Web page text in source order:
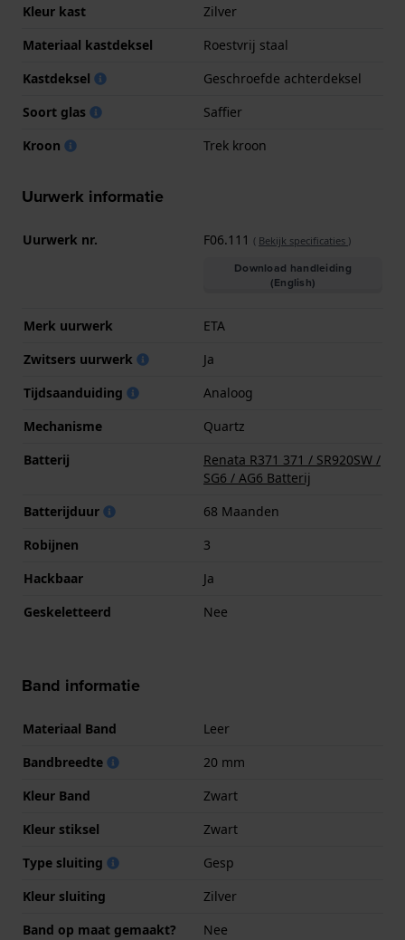
Kleur kast
Zilver
Materiaal kastdeksel
Roestvrij staal
Kastdeksel
Geschroefde achterdeksel
Soort glas
Saffier
Kroon
Trek kroon
Uurwerk informatie
Uurwerk nr. F06.111 ( Bekijk specificaties )
Download handleiding
(English)
Merk uurwerk
ETA
Zwitsers uurwerk
Ja
Tijdsaanduiding
Analoog
Mechanisme
Quartz
Batterij
Renata R371 371 / SR920SW /
SG6 / AG6 Batterij
Batterijduur
68 Maanden
Robijnen
3
Hackbaar
Ja
Geskeletteerd
Nee
Band informatie
Materiaal Band
Leer
Bandbreedte
20 mm
Kleur Band
Zwart
Kleur stiksel
Zwart
Type sluiting
Gesp
Kleur sluiting
Zilver
Band op maat gemaakt?
Nee